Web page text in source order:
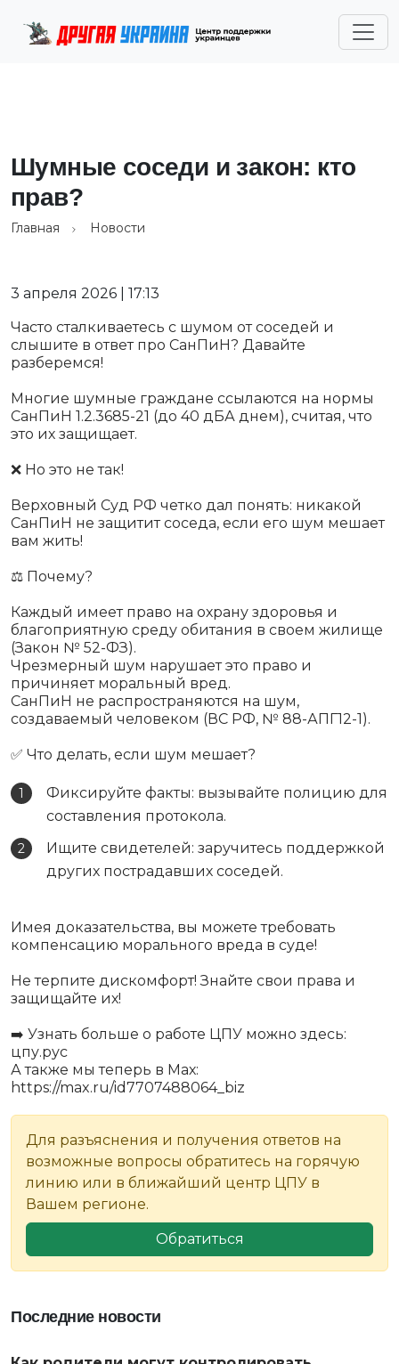
Шумные соседи и закон: кто
прав?
Главная Новости
3 апреля 2026 | 17:13
Часто сталкиваетесь с шумом от соседей и
слышите в ответ про СанПиН? Давайте
разберемся!
Многие шумные граждане ссылаются на нормы
СанПиН 1.2.3685-21 (до 40 дБА днем), считая, что
это их защищает.
❌ Но это не так!
Верховный Суд РФ четко дал понять: никакой
СанПиН не защитит соседа, если его шум мешает
вам жить!
⚖️ Почему?
Каждый имеет право на охрану здоровья и
благоприятную среду обитания в своем жилище
(Закон № 52-ФЗ).
Чрезмерный шум нарушает это право и
причиняет моральный вред.
СанПиН не распространяются на шум,
создаваемый человеком (ВС РФ, № 88-АПГ12-1).
✅ Что делать, если шум мешает?
Фиксируйте факты: вызывайте полицию для
составления протокола.
Ищите свидетелей: заручитесь поддержкой
других пострадавших соседей.
Имея доказательства, вы можете требовать
компенсацию морального вреда в суде!
Не терпите дискомфорт! Знайте свои права и
защищайте их!
➡️ Узнать больше о работе ЦПУ можно здесь:
цпу.рус
А также мы теперь в Мах:
https://max.ru/id7707488064_biz
Для разъяснения и получения ответов на
возможные вопросы обратитесь на горячую
линию или в ближайший центр ЦПУ в
Вашем регионе.
Обратиться
Последние новости